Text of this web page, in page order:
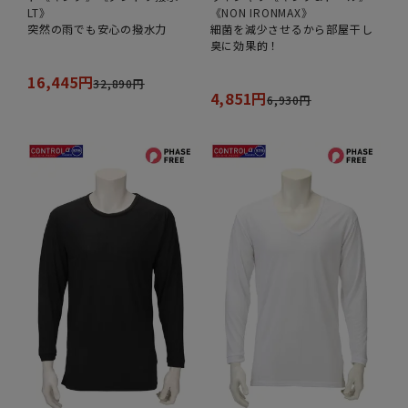
LT》
突然の雨でも安心の撥水力
16,445円32,890円
《NON IRONMAX》
細菌を減少させるから部屋干し
臭に効果的！
4,851円6,930円